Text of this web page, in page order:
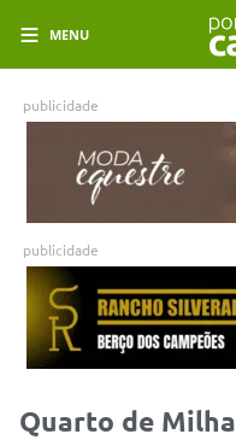
MENU
publicidade
publicidade
Quarto de Milha